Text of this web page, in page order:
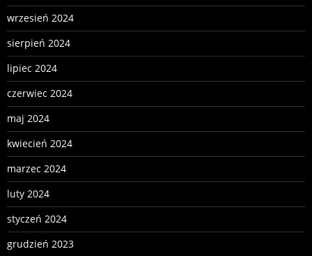
wrzesień 2024
sierpień 2024
lipiec 2024
czerwiec 2024
maj 2024
kwiecień 2024
marzec 2024
luty 2024
styczeń 2024
grudzień 2023